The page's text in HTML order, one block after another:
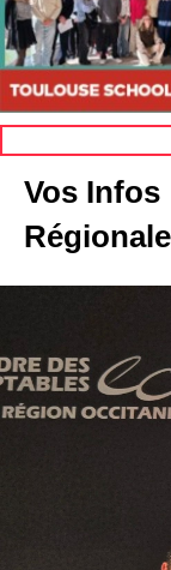
Vos Infos